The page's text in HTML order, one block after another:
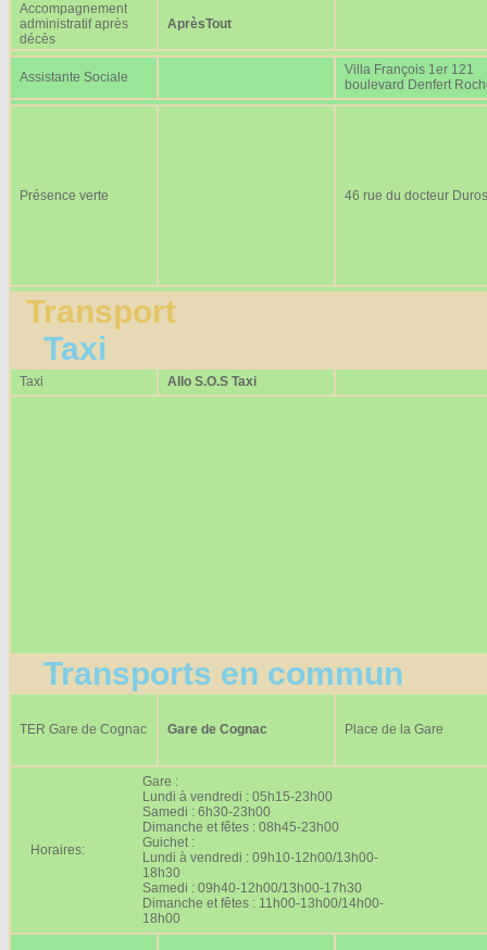
Accompagnement
administratif après
décès
AprèsTout
Assistante Sociale
Villa François 1er 121
boulevard Denfert
Présence verte 46 rue du docteur
Transport
Taxi
Taxi Allo S.O.S Taxi
Transports en commun
TER Gare de Cognac Gare de Cognac Place de la Gare
Horaires:
Gare :
Lundi à vendredi : 05h15-23h00
Samedi : 6h30-23h00
Dimanche et fêtes : 08h45-23h00
Guichet :
Lundi à vendredi : 09h10-12h00/13h00-
18h30
Samedi : 09h40-12h00/13h00-17h30
Dimanche et fêtes : 11h00-13h00/14h00-
18h00